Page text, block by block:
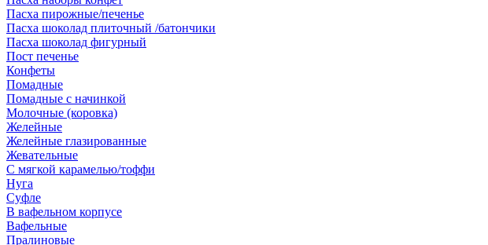
Пасха пирожные/печенье
Пасха шоколад плиточный /батончики
Пасха шоколад фигурный
Пост печенье
Конфеты
Помадные
Помадные с начинкой
Молочные (коровка)
Желейные
Желейные глазированные
Жевательные
С мягкой карамелью/тоффи
Нуга
Суфле
В вафельном корпусе
Вафельные
Пралиновые